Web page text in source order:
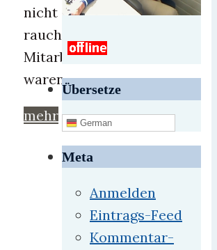
nicht
rauchenden
Mitarbeiter
waren
mehr
Übersetze
German
Meta
Anmelden
Eintrags-Feed
Kommentar-